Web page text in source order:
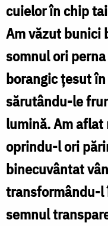
tăcere!
/
Foto:
Oana
Nechifor
cuielor în chip
Am văzut bunici
somnul ori
borangic țesut
sărutându-le
lumină. Am
oprindu-l ori
binecuvântat
transformându-l
semnul